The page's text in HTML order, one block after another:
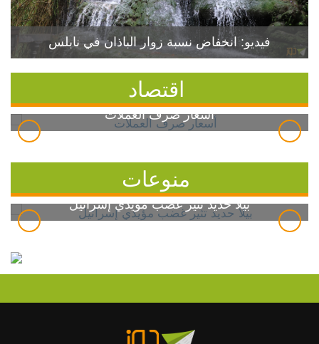
فيديو: انخفاض نسبة زوار الباذان في نابلس
اقتصاد
أسعار صرف العملات
منوعات
بيلا حديد تثير غضب مؤيدي إسرائيل